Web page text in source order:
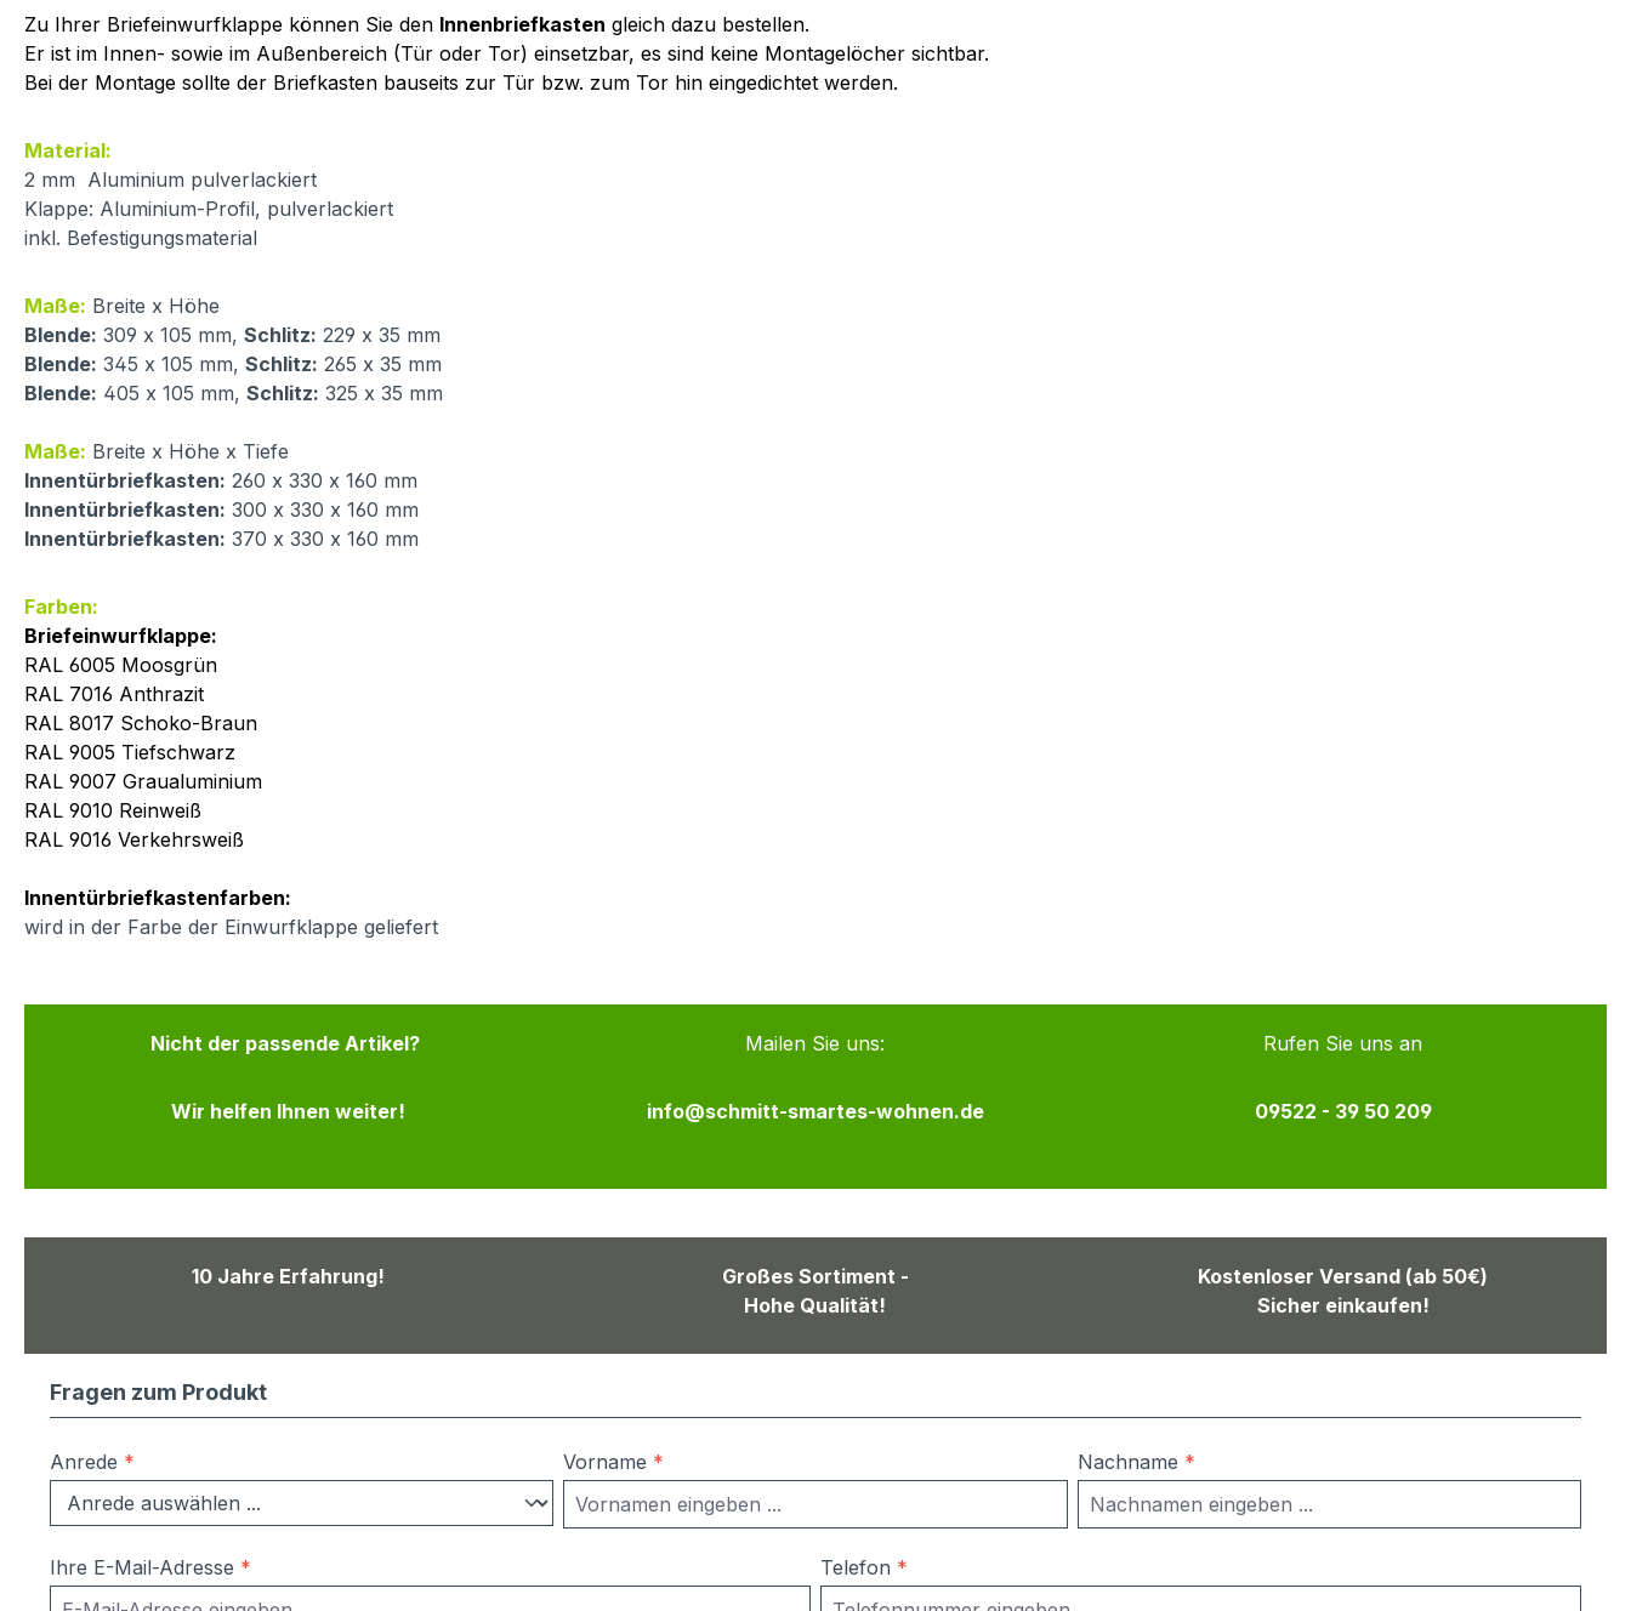
Zu Ihrer Briefeinwurfklappe können Sie den Innenbriefkasten gleich dazu bestellen.
Er ist im Innen- sowie im Außenbereich (Tür oder Tor) einsetzbar, es sind keine Montagelöcher sichtbar.
Bei der Montage sollte der Briefkasten bauseits zur Tür bzw. zum Tor hin eingedichtet werden.
Material:
2 mm Aluminium pulverlackiert
Klappe: Aluminium-Profil, pulverlackiert
inkl. Befestigungsmaterial
Maße: Breite x Höhe
Blende: 309 x 105 mm, Schlitz: 229 x 35 mm
Blende: 345 x 105 mm, Schlitz: 265 x 35 mm
Blende: 405 x 105 mm, Schlitz: 325 x 35 mm
Maße: Breite x Höhe x Tiefe
Innentürbriefkasten: 260 x 330 x 160 mm
Innentürbriefkasten: 300 x 330 x 160 mm
Innentürbriefkasten: 370 x 330 x 160 mm
Farben:
Briefeinwurfklappe:
RAL 6005 Moosgrün
RAL 7016 Anthrazit
RAL 8017 Schoko-Braun
RAL 9005 Tiefschwarz
RAL 9007 Graualuminium
RAL 9010 Reinweiß
RAL 9016 Verkehrsweiß
Innentürbriefkastenfarben:
wird in der Farbe der Einwurfklappe geliefert
Nicht der passende Artikel?
Wir helfen Ihnen weiter!
Mailen Sie uns:
info@schmitt-smartes-wohnen.de
Rufen Sie uns an
09522 - 39 50 209
10 Jahre Erfahrung!
Großes Sortiment -
Hohe Qualität!
Kostenloser Versand (ab 50€)
Sicher einkaufen!
Fragen zum Produkt
Anrede * Vorname * Nachname *
Ihre E-Mail-Adresse * Telefon *